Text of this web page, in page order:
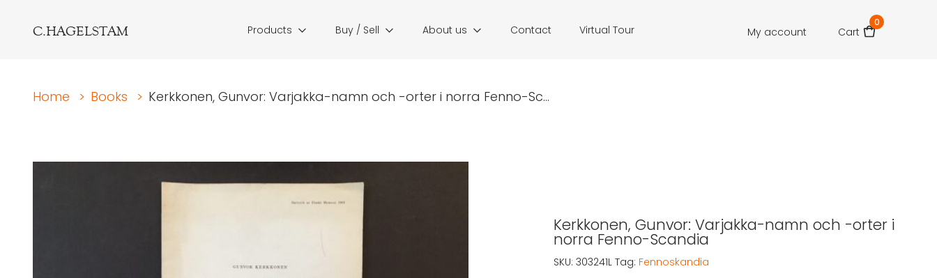
C.HAGELSTAM Products Buy / Sell About us Contact Virtual Tour My account Cart
0
Home > Books > Kerkkonen, Gunvor: Varjakka-namn och -orter i norra Fenno-Sc...
Kerkkonen, Gunvor: Varjakka-namn och -orter i
norra Fenno-Scandia
SKU: 303241L Tag: Fennoskandia